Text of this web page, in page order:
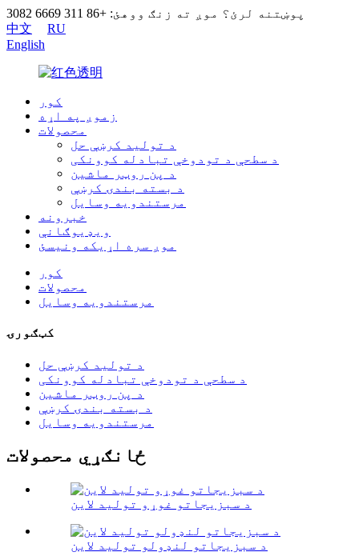
پوښتنه لرئ؟ موږ ته زنګ ووهئ: +86 311 6669 3082
中文
RU
English
کور
زموږ په اړه
محصولات
د تولید کرښې حل
د سطحې د تودوخې تبادله کوونکی
د پن روټر ماشین
د بسته بندۍ کرښې
مرستندویه وسایل
خبرونه
ویډیوګانې
موږ سره اړیکه ونیسئ
کور
محصولات
مرستندویه وسایل
کټګورۍ
د تولید کرښې حل
د سطحې د تودوخې تبادله کوونکی
د پن روټر ماشین
د بسته بندۍ کرښې
مرستندویه وسایل
ځانګړي محصولات
د سبزیجاتو غوړو تولید لاین
د سبزیجاتو لنډولو تولید لاین